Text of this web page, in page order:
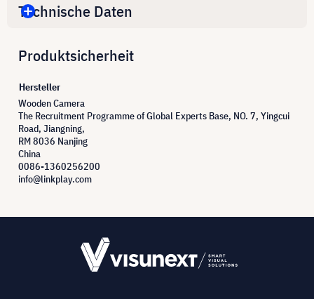
Technische Daten
Produktsicherheit
Hersteller
Wooden Camera
The Recruitment Programme of Global Experts Base, NO. 7, Yingcui
Road, Jiangning,
RM 8036 Nanjing
China
0086-1360256200
info@linkplay.com